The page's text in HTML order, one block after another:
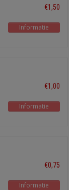
€1,50
Informatie
€1,00
Informatie
€0,75
Informatie